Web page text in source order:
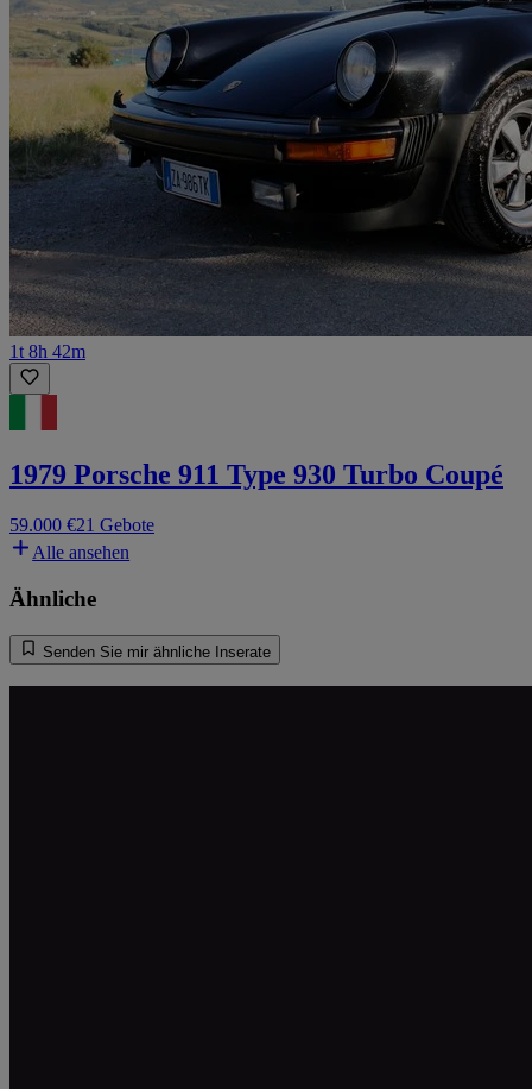
1t 8h 42m
1979 Porsche 911 Type 930 Turbo Coupé
59.000 €21 Gebote
Alle ansehen
Ähnliche
Senden Sie mir ähnliche Inserate